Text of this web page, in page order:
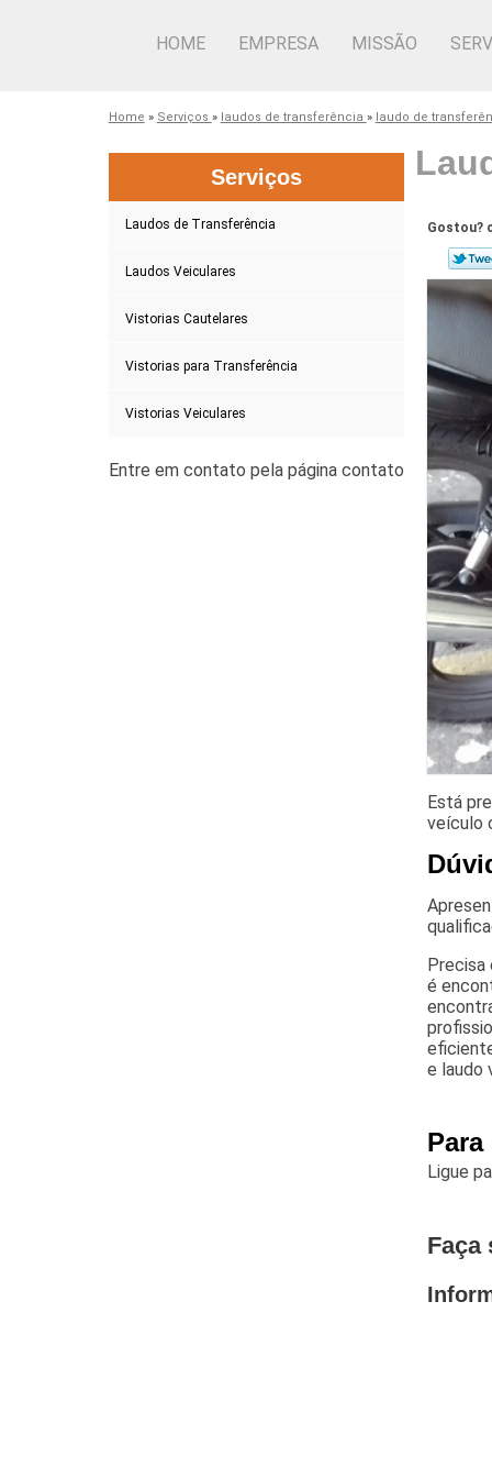
HOME EMPRESA MISSÃO
Home » Serviços » laudos de transferência » laudo de
Serviços
Laudos de Transferência
Laudos Veiculares
Vistorias Cautelares
Vistorias para Transferência
Vistorias Veiculares
Gostou?
Está
veículo
é
e laudo
Ligue
Faça